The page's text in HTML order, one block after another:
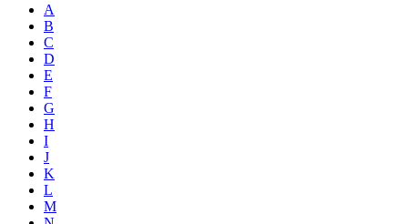
A
B
C
D
E
F
G
H
I
J
K
L
M